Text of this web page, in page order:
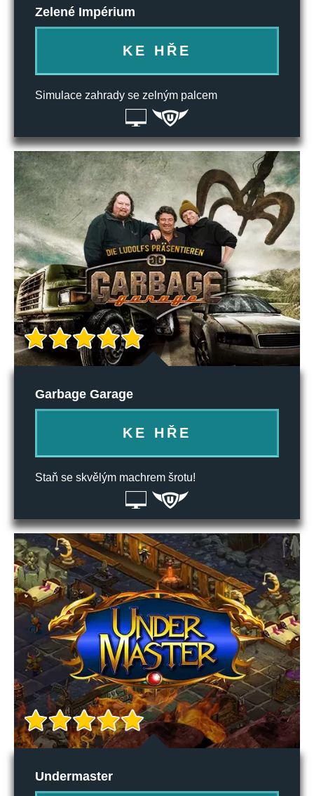
Zelené Impérium
KE HŘE
Simulace zahrady se zelným palcem
Garbage Garage
KE HŘE
Staň se skvělým machrem šrotu!
Undermaster